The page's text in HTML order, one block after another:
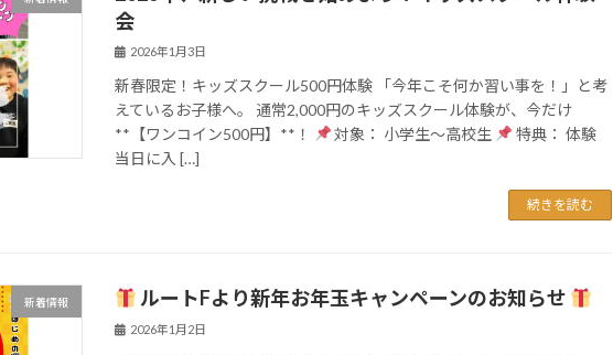
会
2026年1月3日
新春限定！キッズスクール500円体験 「今年こそ何か習い事を！」と考
えているお子様へ。 通常2,000円のキッズスクール体験が、今だけ
**【ワンコイン500円】**！
対象： 小学生～高校生
特典： 体験
当日に入 […]
続きを読む
新着情報 ルートFより新年お年玉キャンペーンのお知らせ
2026年1月2日